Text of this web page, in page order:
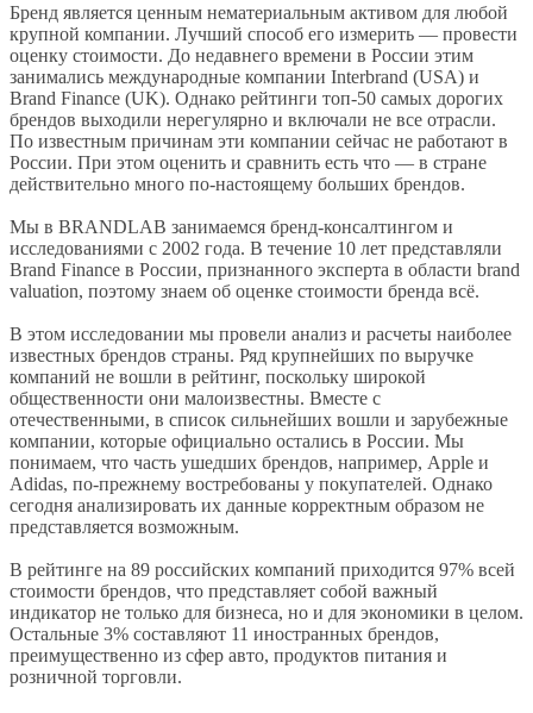
Бренд является ценным нематериальным активом для любой
крупной компании. Лучший способ его измерить — провести
оценку стоимости. До недавнего времени в России этим
занимались международные компании Interbrand (USA) и
Brand Finance (UK). Однако рейтинги топ-50 самых дорогих
брендов выходили нерегулярно и включали не все отрасли.
По известным причинам эти компании сейчас не работают в
России. При этом оценить и сравнить есть что — в стране
действительно много по-настоящему больших брендов.
Мы в BRANDLAB занимаемся бренд-консалтингом и
исследованиями с 2002 года. В течение 10 лет представляли
Brand Finance в России, признанного эксперта в области brand
valuation, поэтому знаем об оценке стоимости бренда всё.
В этом исследовании мы провели анализ и расчеты наиболее
известных брендов страны. Ряд крупнейших по выручке
компаний не вошли в рейтинг, поскольку широкой
общественности они малоизвестны. Вместе с
отечественными, в список сильнейших вошли и зарубежные
компании, которые официально остались в России. Мы
понимаем, что часть ушедших брендов, например, Apple и
Adidas, по-прежнему востребованы у покупателей. Однако
сегодня анализировать их данные корректным образом не
представляется возможным.
В рейтинге на 89 российских компаний приходится 97% всей
стоимости брендов, что представляет собой важный
индикатор не только для бизнеса, но и для экономики в целом.
Остальные 3% составляют 11 иностранных брендов,
преимущественно из сфер авто, продуктов питания и
розничной торговли.